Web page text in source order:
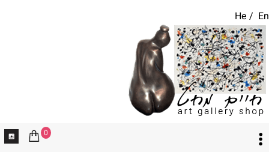
He / En
0